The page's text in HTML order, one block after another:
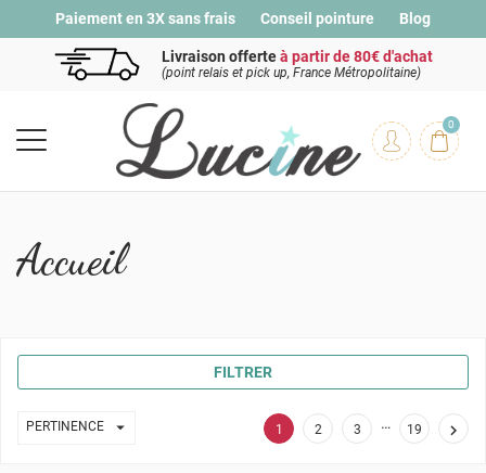
Paiement en 3X sans frais Conseil pointure Blog
Livraison offerteà partir de 80€ d'achat
(point relais et pick up, France Métropolitaine)
0
Accueil
FILTRER
PERTINENCE  1 2 3 … 19 